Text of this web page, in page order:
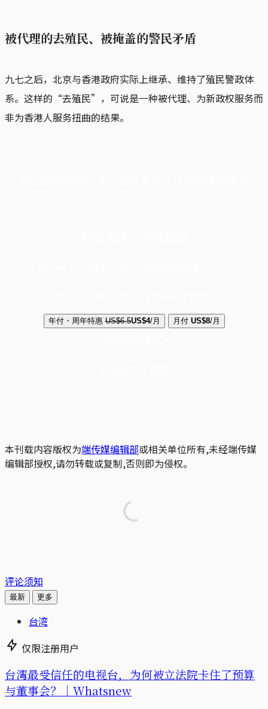
被代理的去殖民、被掩盖的警民矛盾
九七之后，北京与香港政府实际上继承、维持了殖民警政体
系。这样的“去殖民”，可说是一种被代理、为新政权服务而
非为香港人服务扭曲的结果。
年付・周年特惠 US$6.5US$4/月 月付 US$8/月
本刊载内容版权为端传媒编辑部或相关单位所有,未经端传媒
编辑部授权,请勿转载或复制,否则即为侵权。
评论须知
最新 更多
台湾
仅限注册用户
台湾最受信任的电视台，为何被立法院卡住了预算
与董事会？｜Whatsnew